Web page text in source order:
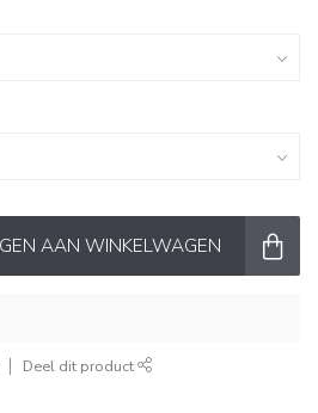
AAN WINKELWAGEN
Deel dit product